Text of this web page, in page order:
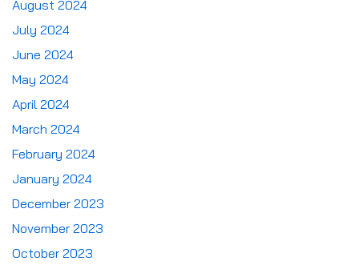
August 2024
July 2024
June 2024
May 2024
April 2024
March 2024
February 2024
January 2024
December 2023
November 2023
October 2023